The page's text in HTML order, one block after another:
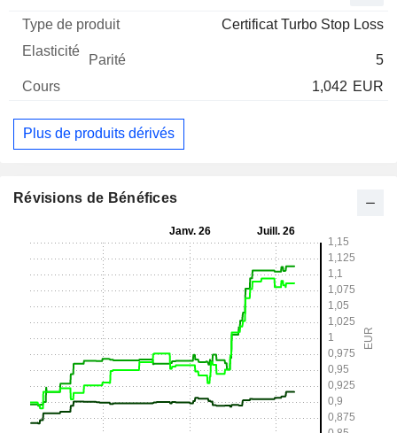
Mnemo Type produit
Parité Cours
Certificat Turbo Stop Loss
5
1,042 EUR
Plus de produits dérivés
Révisions de Bénéfices